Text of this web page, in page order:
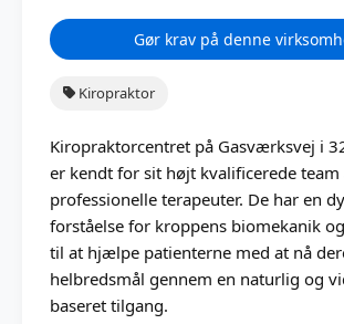
Gør krav på denne
Kiropraktor
Kiropraktorcentret på Gasværksvej i
er kendt for sit højt kvalificerede team
professionelle terapeuter. De har en
forståelse for kroppens biomekanik
til at hjælpe patienterne med at nå
helbredsmål gennem en naturlig og
baseret tilgang.